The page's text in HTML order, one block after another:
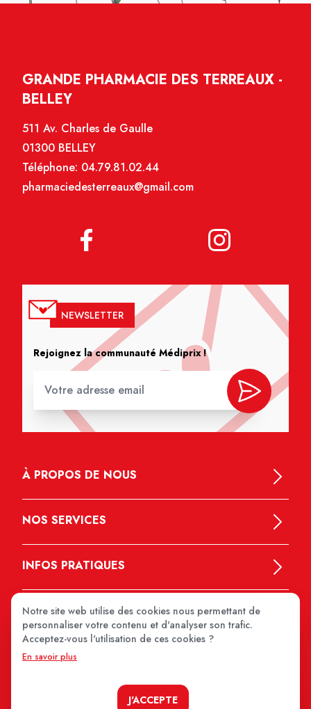
GRANDE PHARMACIE DES TERREAUX -
BELLEY
511 Av. Charles de Gaulle
01300 BELLEY
Téléphone: 04.79.81.02.44
pharmaciedesterreaux@gmail.com
NEWSLETTER
Rejoignez la communauté Médiprix !
À PROPOS DE NOUS
NOS SERVICES
INFOS PRATIQUES
Notre site web utilise des cookies nous permettant de
personnaliser votre contenu et d'analyser son trafic.
Acceptez-vous l'utilisation de ces cookies ?
En savoir plus
J'ACCEPTE